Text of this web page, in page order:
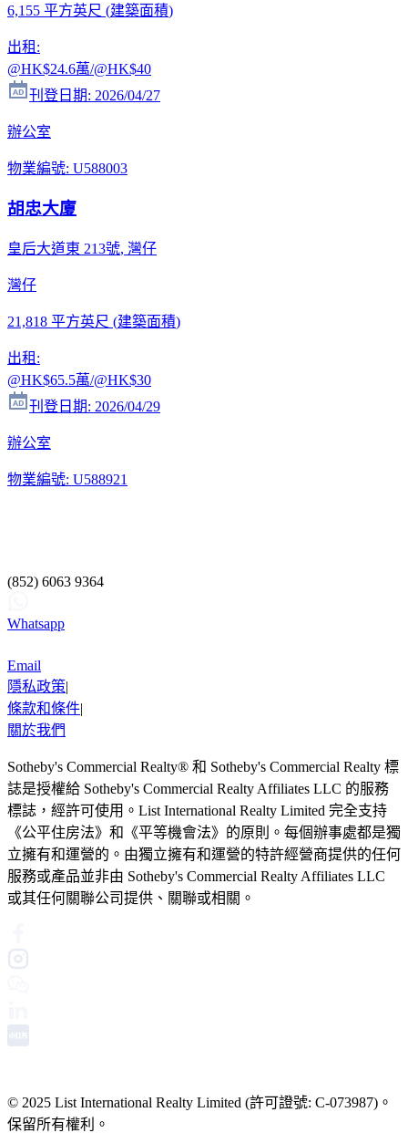
6,155 平方英尺 (建築面積)
出租 :
@HK$24.6萬/@HK$40
刊登日期: 2026/04/27
辦公室
物業編號: U588003
胡忠大廈
皇后大道東 213號, 灣仔
灣仔
21,818 平方英尺 (建築面積)
出租 :
@HK$65.5萬/@HK$30
刊登日期: 2026/04/29
辦公室
物業編號: U588921
(852) 6063 9364
Whatsapp
Email
隱私政策|
條款和條件|
關於我們
Sotheby's Commercial Realty® 和 Sotheby's Commercial Realty 標
誌是授權給 Sotheby's Commercial Realty Affiliates LLC 的服務
標誌，經許可使用。List International Realty Limited 完全支持
《公平住房法》和《平等機會法》的原則。每個辦事處都是獨
立擁有和運營的。由獨立擁有和運營的特許經營商提供的任何
服務或產品並非由 Sotheby's Commercial Realty Affiliates LLC
或其任何關聯公司提供、關聯或相關。
© 2025 List International Realty Limited (許可證號: C-073987)。
保留所有權利。